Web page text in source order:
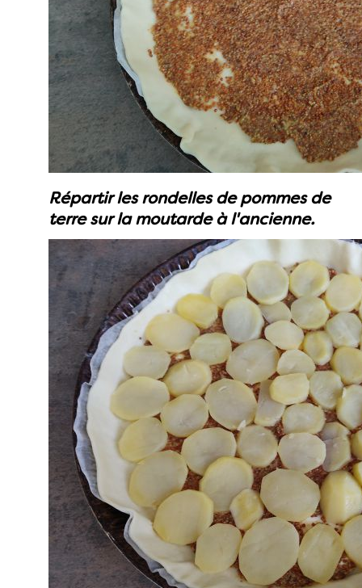
Répartir les rondelles de pommes de
terre sur la moutarde à l'ancienne.